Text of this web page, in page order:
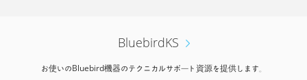
BluebirdKS
お使いのBluebird機器のテクニカルサポート資源を提供します。